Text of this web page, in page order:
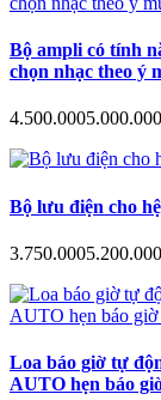
Bộ ampli có tính
chọn nhạc theo ý
4.500.0005.000.000
Bộ lưu điện cho
3.750.0005.200.000
Loa báo giờ tự
AUTO hẹn báo